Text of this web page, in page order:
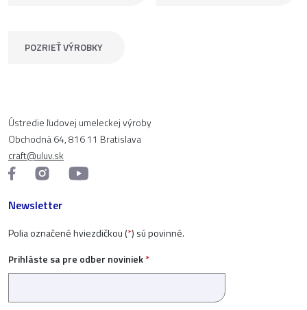
POZRIEŤ VÝROBKY
Ústredie ľudovej umeleckej výroby
Obchodná 64, 816 11 Bratislava
craft@uluv.sk
Newsletter
Polia označené hviezdičkou (*) sú povinné.
Prihláste sa pre odber noviniek*